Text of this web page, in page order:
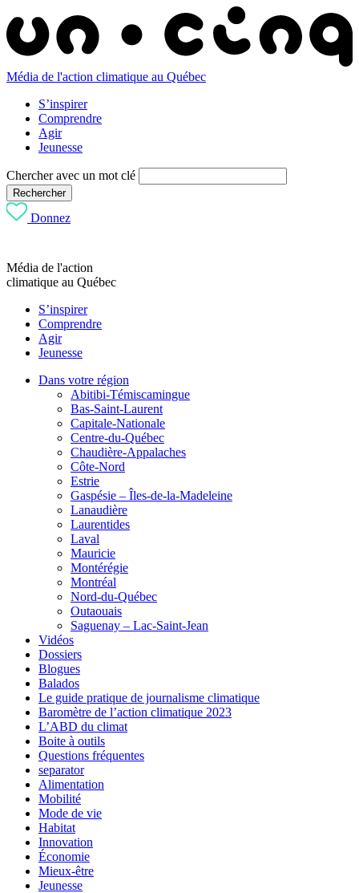
Média de l'action climatique au Québec
S’inspirer
Comprendre
Agir
Jeunesse
Chercher avec un mot clé
Rechercher
Donnez
Média de l'action
climatique au Québec
S’inspirer
Comprendre
Agir
Jeunesse
Dans votre région
Abitibi-Témiscamingue
Bas-Saint-Laurent
Capitale-Nationale
Centre-du-Québec
Chaudière-Appalaches
Côte-Nord
Estrie
Gaspésie – Îles-de-la-Madeleine
Lanaudière
Laurentides
Laval
Mauricie
Montérégie
Montréal
Nord-du-Québec
Outaouais
Saguenay – Lac-Saint-Jean
Vidéos
Dossiers
Blogues
Balados
Le guide pratique de journalisme climatique
Baromètre de l’action climatique 2023
L’ABD du climat
Boite à outils
Questions fréquentes
separator
Alimentation
Mobilité
Mode de vie
Habitat
Innovation
Économie
Mieux-être
Jeunesse